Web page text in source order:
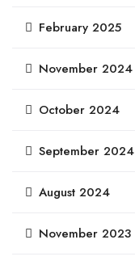
February 2025
November 2024
October 2024
September 2024
August 2024
November 2023